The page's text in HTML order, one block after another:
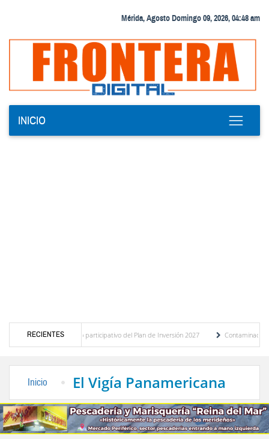
Mérida, Agosto Domingo 09, 2026, 04:48 am
INICIO
RECIENTES
del presupuesto participativo del Plan de Inversión 2027
Contaminación y
Inicio El Vigía Panamericana